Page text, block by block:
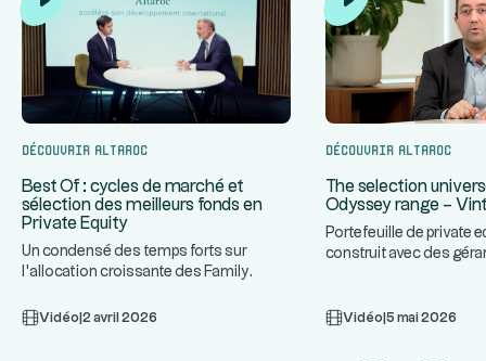
Découvrir Altaroc
Best Of : cycles de marché et
sélection des meilleurs fonds en
Private Equity
Un condensé des temps forts sur
l'allocation croissante des Family
Vidéo 2 avril 2026
Découvrir Altaroc
The selection
Odyssey range –
Portefeuille de private
construit avec des
Vidéo 5 mai 2026